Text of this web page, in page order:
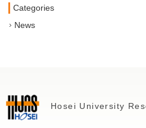
Categories
News
Hosei University